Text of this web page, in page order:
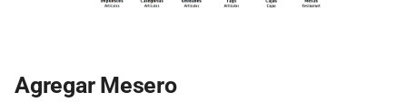
Ventas
Agregar Mesero